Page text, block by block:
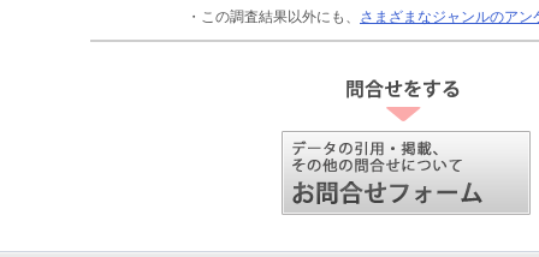
・この調査結果以外にも、 さまざまなジャンルのアン